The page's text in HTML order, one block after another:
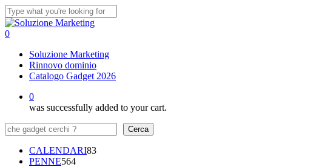
Skip
to
main
Close
Search
0
Soluzione Marketing
Rinnovo dominio
Catalogo Gadget 2026
0
was successfully added to your cart.
Cerca
Cerca
CALENDARI8383
PENNE564564